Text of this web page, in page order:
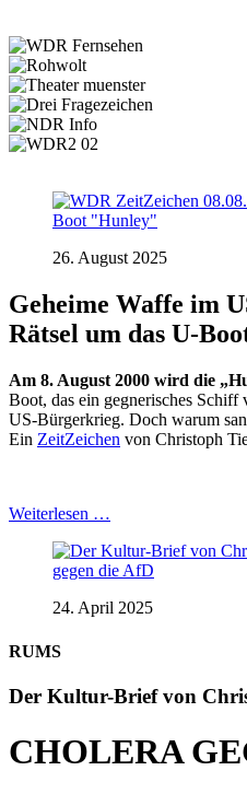
26. August 2025
Geheime Waffe im
Rätsel um das U-
Am 8. August 2000 wird die
Boot, das ein gegnerisches Schiff
US-Bürgerkrieg. Doch warum
Ein ZeitZeichen von Christoph
Weiterlesen …
24. April 2025
RUMS
Der Kultur-Brief von
CHOLERA